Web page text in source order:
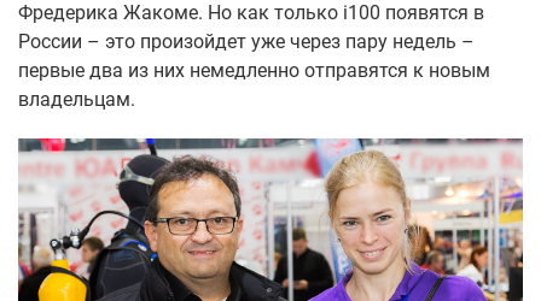
Фредерика Жакоме. Но как только i100 появятся в
России – это произойдет уже через пару недель –
первые два из них немедленно отправятся к новым
владельцам.